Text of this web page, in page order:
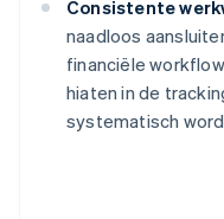
Consistente
naadloos
financiële
hiaten in de
systematisch